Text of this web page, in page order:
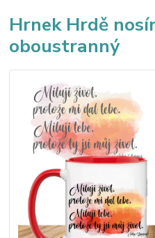
Hrnek Hrdě
oboustranný